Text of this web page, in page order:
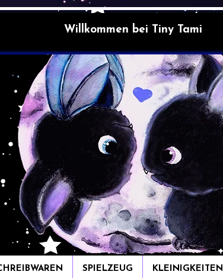
Willkommen bei Tiny Tami
SPIELZEUG KLEINIGKEITEN